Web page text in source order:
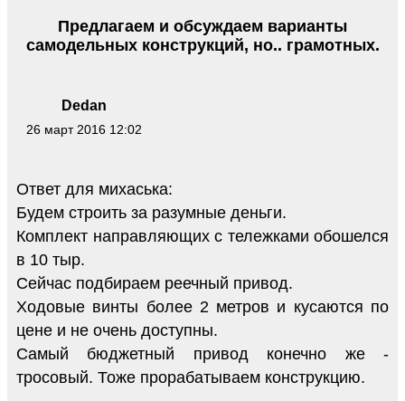
Dedan
26 март 2016 12:02
Предлагаем и обсуждаем варианты
самодельных конструкций, но.. грамотных.
Ответ для михаська:
Будем строить за разумные деньги.
Комплект направляющих с тележками обошелся
в 10 тыр.
Сейчас подбираем реечный привод.
Ходовые винты более 2 метров и кусаются по
цене и не очень доступны.
Самый бюджетный привод конечно же -
тросовый. Тоже прорабатываем конструкцию.